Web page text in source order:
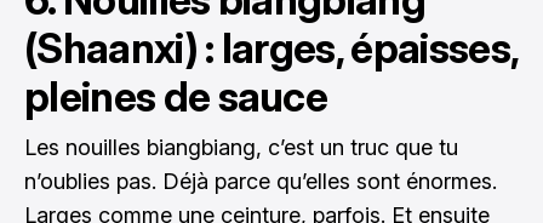
(Shaanxi) : larges, épaisses,
pleines de sauce
Les nouilles biangbiang, c’est un truc que tu
n’oublies pas. Déjà parce qu’elles sont énormes.
Larges comme une ceinture, parfois. Et ensuite